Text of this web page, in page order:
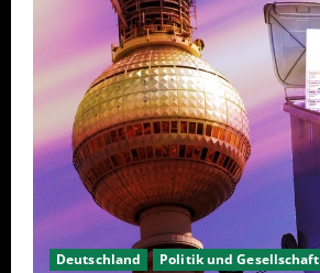
Deutschland Politik und Gesellschaft